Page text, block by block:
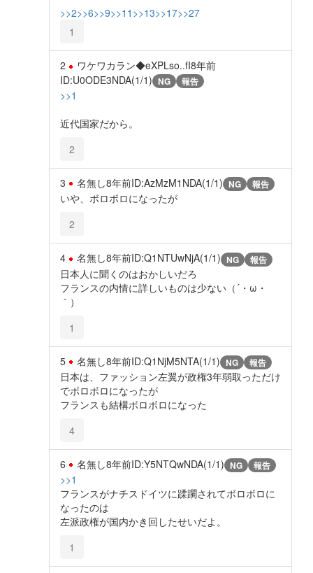
>>2>>6>>9>>11 >>13>>17>>27
1
2 ワケワカラン◆eXPLso..fI8年前
ID:U0ODE3NDA(1/1) NG 報告
>>1
近代国家だから。
2
3 名無し8年前ID:AzMzM1NDA(1/1) NG 報告
いや、ボロボロになったが
2
4 名無し8年前ID:Q1NTUwNjA(1/1) NG 報告
日本人に聞くのはおかしいだろ
フランスの内情に詳しいものは少ない（´・ω・
｀）
1
5 名無し8年前ID:Q1NjM5NTA(1/1) NG 報告
日本は、ファッション左翼が政権3年弱取っただけ
でボロボロになったが
フランスも結構ボロボロになった
4
6 名無し8年前ID:Y5NTQwNDA(1/1) NG 報告
>>1
フランスがナチスドイツに蹂躙されてボロボロに
なったのは
左派政権が国内かき回したせいだよ。
1